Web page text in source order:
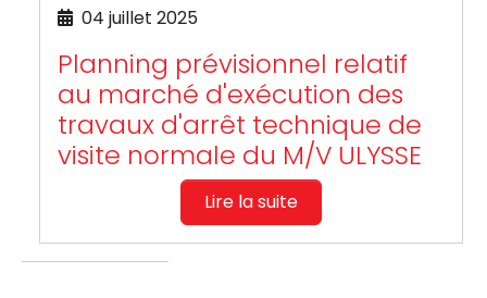
04 juillet 2025
Planning prévisionnel relatif
au marché d'exécution des
travaux d'arrêt technique de
visite normale du M/V ULYSSE
Lire la suite